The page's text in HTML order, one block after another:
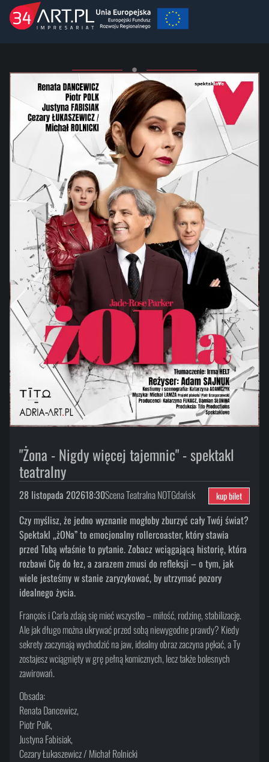
"Żona - Nigdy więcej tajemnic" - spektakl
teatralny
28 listopada 202618:30Scena Teatralna NOTGdańsk kup bilet
Czy myślisz, że jedno wyznanie mogłoby zburzyć cały Twój świat?
Spektakl „żONa” to emocjonalny rollercoaster, który stawia
przed Tobą właśnie to pytanie. Zobacz wciągającą historię, która
rozbawi Cię do łez, a zarazem zmusi do refleksji – o tym, jak
wiele jesteśmy w stanie zaryzykować, by utrzymać pozory
idealnego życia.
François i Carla zdają się mieć wszystko – miłość, rodzinę, stabilizację.
Ale jak długo można ukrywać przed sobą niewygodne prawdy? Kiedy
sekrety zaczynają wychodzić na jaw, idealny obraz zaczyna pękać, a Ty
zostajesz wciągnięty w grę pełną komicznych, lecz także bolesnych
zawirowań.
Obsada:
Renata Dancewicz,
Piotr Polk,
Justyna Fabisiak,
Cezary Łukaszewicz / Michał Rolnicki